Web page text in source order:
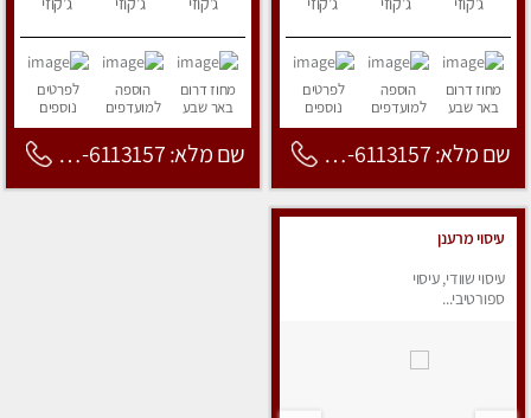
ג’קוזי ג’קוזי ג’קוזי
מחוז דרום
באר שבע
הוספה
למועדפים
לפרטים
נוספים
שם מלא: 053-6113157
ג’קוזי ג’קוזי ג’קוזי
מחוז דרום
באר שבע
הוספה
למועדפים
לפרטים
נוספים
שם מלא: 053-6113157
עיסוי מרענן
עיסוי שוודי, עיסוי
ספורטיבי...